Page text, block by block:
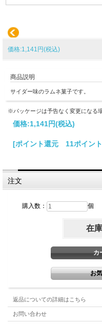
価格:1,141円(税込)
商品説明
サイダー味のラムネ菓子です。
※パッケージは予告なく変更になる
価格:1,141円(税込)
[ポイント還元 11ポイン
注文
購入数： 個
在庫
返品についての詳細はこちら
お問い合わせ